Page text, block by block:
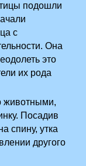
подошли
с
Она
это
их рода
животными,
Посадив
спину, утка
другого